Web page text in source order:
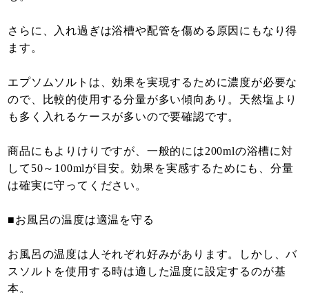
さらに、入れ過ぎは浴槽や配管を傷める原因にもなり得
ます。
エプソムソルトは、効果を実現するために濃度が必要な
ので、比較的使用する分量が多い傾向あり。天然塩より
も多く入れるケースが多いので要確認です。
商品にもよりけりですが、一般的には200mlの浴槽に対
して50～100mlが目安。効果を実感するためにも、分量
は確実に守ってください。
■お風呂の温度は適温を守る
お風呂の温度は人それぞれ好みがあります。しかし、バ
スソルトを使用する時は適した温度に設定するのが基
本。